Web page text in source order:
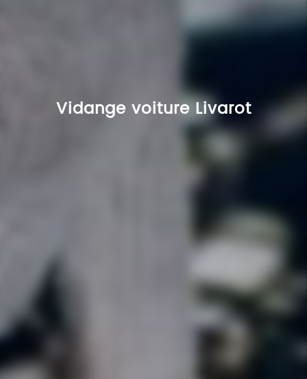
Vidange voiture Livarot